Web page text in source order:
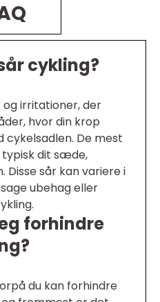
cykling?
og irritationer, der
hvor din krop
De mest
dit sæde,
Disse sår kan variere i
ubehag eller
forhindre
du kan forhindre